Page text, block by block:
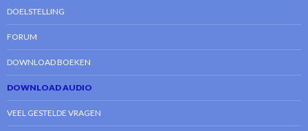
DOELSTELLING
FORUM
DOWNLOAD BOEKEN
DOWNLOAD AUDIO
VEEL GESTELDE VRAGEN